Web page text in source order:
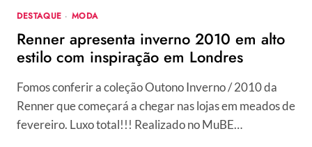
DESTAQUE · MODA
Renner apresenta inverno 2010 em alto
estilo com inspiração em Londres
Fomos conferir a coleção Outono Inverno / 2010 da
Renner que começará a chegar nas lojas em meados de
fevereiro. Luxo total!!! Realizado no MuBE…